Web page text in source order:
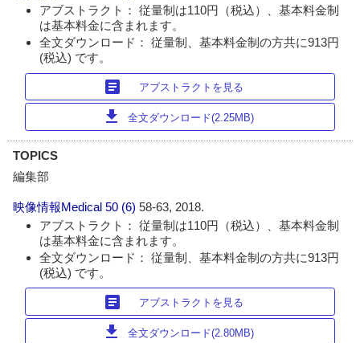
アブストラクト： 従量制は110円（税込）、基本料金制
は基本料金に含まれます。
全文ダウンロード： 従量制、基本料金制の方共に913円
(税込) です。
article アブストラクトを見る
download 全文ダウンロード(2.25MB)
TOPICS
編集部
映像情報Medical 50 (6)58-63, 2018.
アブストラクト： 従量制は110円（税込）、基本料金制
は基本料金に含まれます。
全文ダウンロード： 従量制、基本料金制の方共に913円
(税込) です。
article アブストラクトを見る
download 全文ダウンロード(2.80MB)